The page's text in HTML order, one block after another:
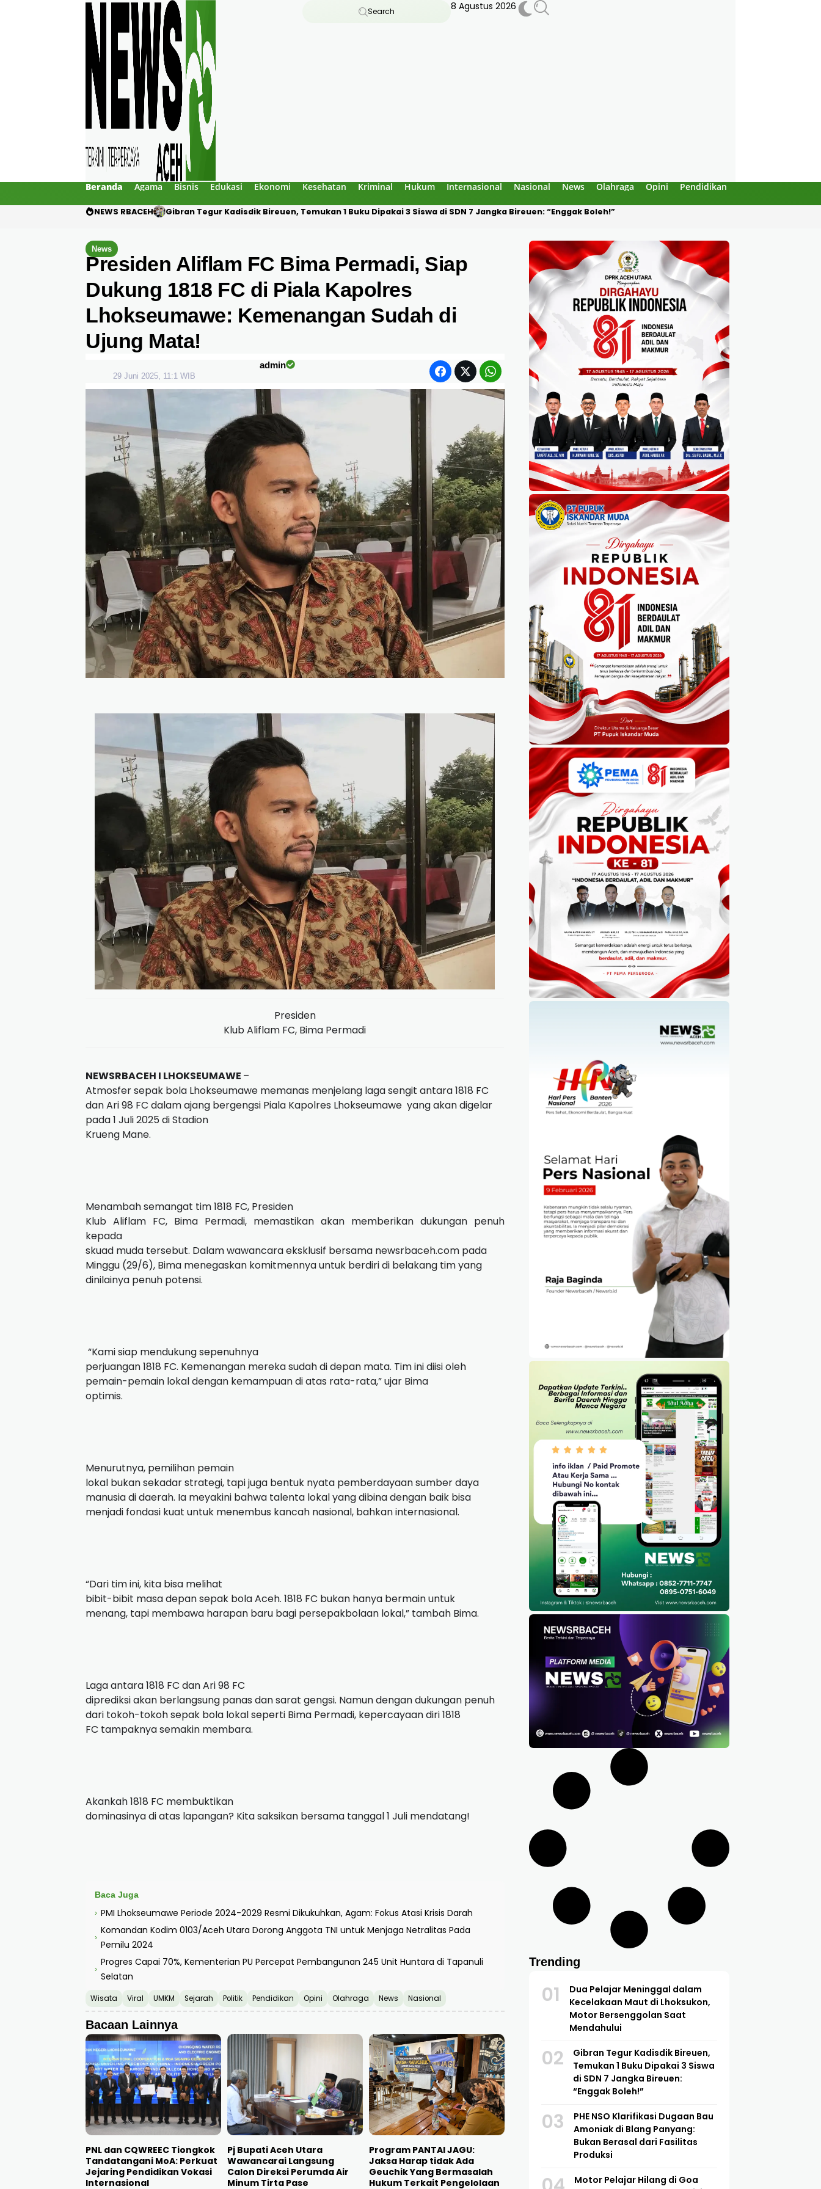
Search 8 Agustus 2026
Beranda Agama Bisnis Edukasi Ekonomi Kesehatan Kriminal Hukum Internasional Nasional News Olahraga Opini Pendidikan
NEWS RBACEH PHE NSO Klarifikasi Dugaan Bau Amoniak di Blang Panyang: Bukan Berasal dari Fasilitas Produksi
News
Presiden Aliflam FC Bima Permadi, Siap
Dukung 1818 FC di Piala Kapolres
Lhokseumawe: Kemenangan Sudah di
Ujung Mata!
admin
29 Juni 2025, 11:1 WIB
Presiden
Klub Aliflam FC, Bima Permadi
NEWSRBACEH I LHOKSEUMAWE –
Atmosfer sepak bola Lhokseumawe memanas menjelang laga sengit antara 1818 FC
dan Ari 98 FC dalam ajang bergengsi Piala Kapolres Lhokseumawe yang akan digelar
pada 1 Juli 2025 di Stadion
Krueng Mane.
Menambah semangat tim 1818 FC, Presiden
Klub Aliflam FC, Bima Permadi, memastikan akan memberikan dukungan penuh
kepada
skuad muda tersebut. Dalam wawancara eksklusif bersama newsrbaceh.com pada
Minggu (29/6), Bima menegaskan komitmennya untuk berdiri di belakang tim yang
dinilainya penuh potensi.
“Kami siap mendukung sepenuhnya
perjuangan 1818 FC. Kemenangan mereka sudah di depan mata. Tim ini diisi oleh
pemain-pemain lokal dengan kemampuan di atas rata-rata,” ujar Bima
optimis.
Menurutnya, pemilihan pemain
lokal bukan sekadar strategi, tapi juga bentuk nyata pemberdayaan sumber daya
manusia di daerah. Ia meyakini bahwa talenta lokal yang dibina dengan baik bisa
menjadi fondasi kuat untuk menembus kancah nasional, bahkan internasional.
“Dari tim ini, kita bisa melihat
bibit-bibit masa depan sepak bola Aceh. 1818 FC bukan hanya bermain untuk
menang, tapi membawa harapan baru bagi persepakbolaan lokal,” tambah Bima.
Laga antara 1818 FC dan Ari 98 FC
diprediksi akan berlangsung panas dan sarat gengsi. Namun dengan dukungan penuh
dari tokoh-tokoh sepak bola lokal seperti Bima Permadi, kepercayaan diri 1818
FC tampaknya semakin membara.
Akankah 1818 FC membuktikan
dominasinya di atas lapangan? Kita saksikan bersama tanggal 1 Juli mendatang!
Baca Juga
› PMI Lhokseumawe Periode 2024-2029 Resmi Dikukuhkan, Agam: Fokus Atasi Krisis Darah
›
Komandan Kodim 0103/Aceh Utara Dorong Anggota TNI untuk Menjaga Netralitas Pada
Pemilu 2024
›
Progres Capai 70%, Kementerian PU Percepat Pembangunan 245 Unit Huntara di Tapanuli
Selatan
Wisata Viral UMKM Sejarah Politik Pendidikan Opini Olahraga News Nasional
Bacaan Lainnya
PNL dan CQWREEC Tiongkok
Tandatangani MoA: Perkuat
Jejaring Pendidikan Vokasi
Internasional
Pj Bupati Aceh Utara
Wawancarai Langsung
Calon Direksi Perumda Air
Minum Tirta Pase
Program PANTAI JAGU:
Jaksa Harap tidak Ada
Geuchik Yang Bermasalah
Hukum Terkait Pengelolaan
Trending
01
Dua Pelajar Meninggal dalam
Kecelakaan Maut di Lhoksukon,
Motor Bersenggolan Saat
Mendahului
02
Gibran Tegur Kadisdik Bireuen,
Temukan 1 Buku Dipakai 3 Siswa
di SDN 7 Jangka Bireuen:
“Enggak Boleh!”
03
PHE NSO Klarifikasi Dugaan Bau
Amoniak di Blang Panyang:
Bukan Berasal dari Fasilitas
Produksi
Motor Pelajar Hilang di Goa